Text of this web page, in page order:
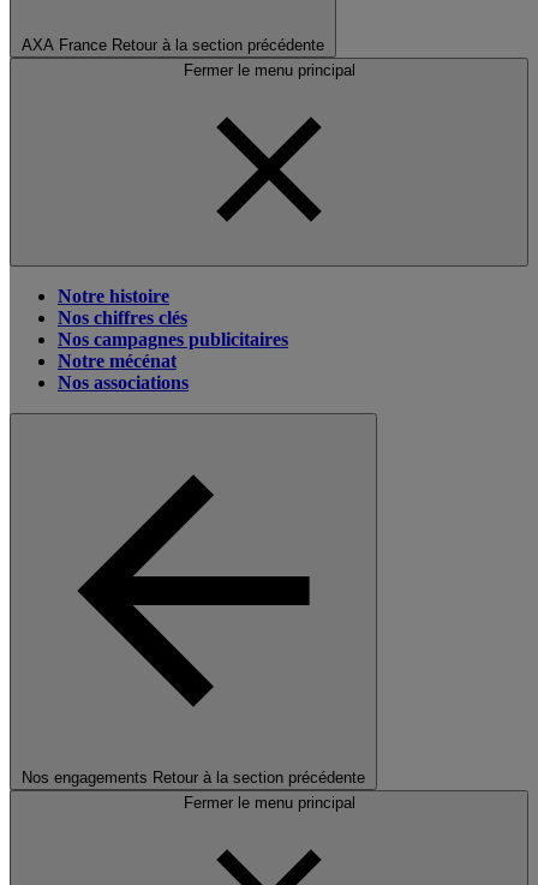
AXA France Retour à la section précédente
Fermer le menu principal
Notre histoire
Nos chiffres clés
Nos campagnes publicitaires
Notre mécénat
Nos associations
Nos engagements Retour à la section précédente
Fermer le menu principal